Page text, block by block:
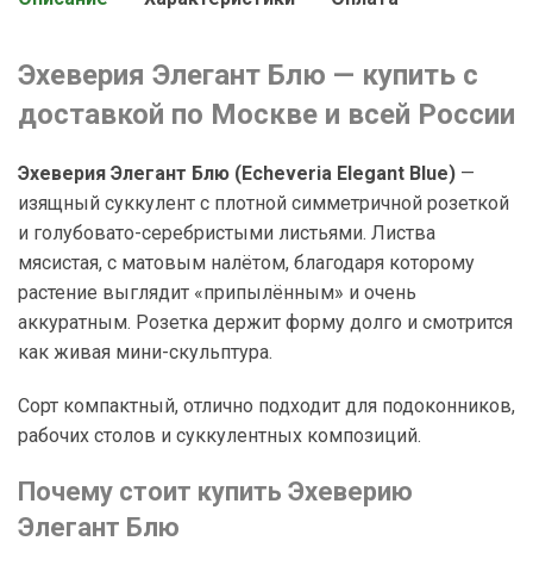
Эхеверия Элегант Блю — купить с
доставкой по Москве и всей России
Эхеверия Элегант Блю (Echeveria Elegant Blue) —
изящный суккулент с плотной симметричной розеткой
и голубовато-серебристыми листьями. Листва
мясистая, с матовым налётом, благодаря которому
растение выглядит «припылённым» и очень
аккуратным. Розетка держит форму долго и смотрится
как живая мини-скульптура.
Сорт компактный, отлично подходит для подоконников,
рабочих столов и суккулентных композиций.
Почему стоит купить Эхеверию
Элегант Блю